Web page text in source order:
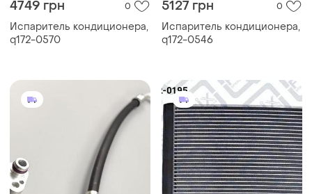
4749 грн 0
Испаритель кондиционера,
q172-0570
5127 грн 0
Испаритель кондиционера,
q172-0546